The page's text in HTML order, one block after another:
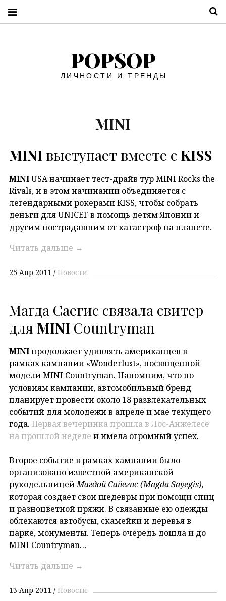
POPSOP
ЛИЧНОСТИ И ТРЕНДЫ
MINI
MINI выступает вместе с KISS
MINIUSA начинает тест-драйв тур MINI Rocks the
Rivals, и в этом начинании объединяется с
легендарными рокерами KISS, чтобы собрать
деньги для UNICEF в помощь детям Японии и
другим пострадавшим от катастроф на планете.
Читать дальше →
25 Апр 2011 Новости
Магда Саегис связала свитер
для MINI Countryman
MINIпродолжает удивлять американцев в
рамках кампании «Wonderlust», посвященной
модели MINI Countryman. Напомним, что по
условиям кампании, автомобильный бренд
планирует провести около 18 развлекательных
событий для молодежи в апреле и мае текущего
года. Первая вечеринка прошла в Лос-Анжелесе
на прошлой неделе и имела огромный успех.
Второе событие в рамках кампании было
организовано известной американской
рукодельницей Магдой Сайегис (Magda Sayegis),
которая создает свои шедевры при помощи спиц
и разноцветной пряжи. В связанные ею одежды
облекаются автобусы, скамейки и деревья в
парке, монументы. Теперь очередь дошла и до
MINI Countryman…
Читать дальше →
13 Апр 2011 Новости